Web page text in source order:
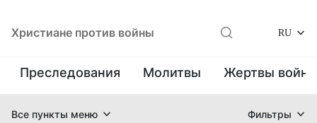
Христиане против войны RU
Преследования Молитвы Жертвы
Все пункты меню Фильтры